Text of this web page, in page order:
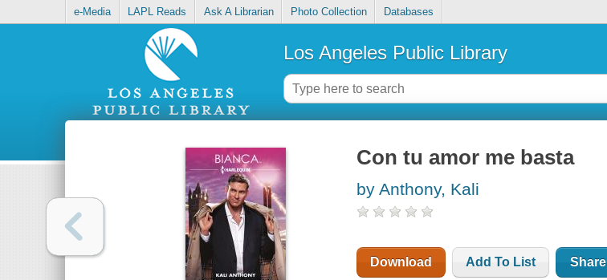
e-Media LAPL Reads Ask A Librarian Photo Collection Databases
Los Angeles Public Library
Con tu amor me basta
by Anthony, Kali
Download Add To List Share